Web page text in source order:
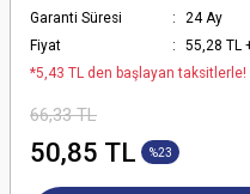
Garanti Süresi
24 Ay
Fiyat
55,28 TL
*5,43 TL den başlayan taksitlerle!
66,33 TL
50,85 TL %23